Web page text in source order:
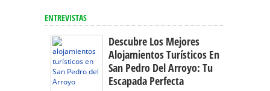
ENTREVISTAS
Descubre Los Mejores
Alojamientos Turísticos En
San Pedro Del Arroyo: Tu
Escapada Perfecta